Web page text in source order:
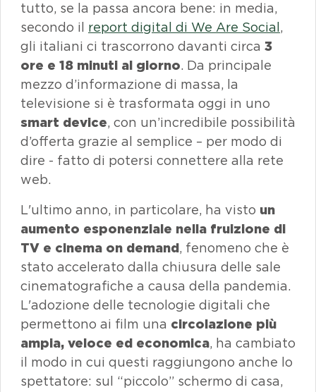
tutto, se la passa ancora bene: in media,
secondo il report digital di We Are Social ,
gli italiani ci trascorrono davanti circa 3
ore e 18 minuti al giorno. Da principale
mezzo d’informazione di massa, la
televisione si è trasformata oggi in uno
smart device, con un’incredibile possibilità
d’offerta grazie al semplice – per modo di
dire - fatto di potersi connettere alla rete
web.
L'ultimo anno, in particolare, ha visto un
aumento esponenziale nella fruizione di
TV e cinema on demand, fenomeno che è
stato accelerato dalla chiusura delle sale
cinematografiche a causa della pandemia.
L'adozione delle tecnologie digitali che
permettono ai film una circolazione più
ampia, veloce ed economica, ha cambiato
il modo in cui questi raggiungono anche lo
spettatore: sul “piccolo” schermo di casa,